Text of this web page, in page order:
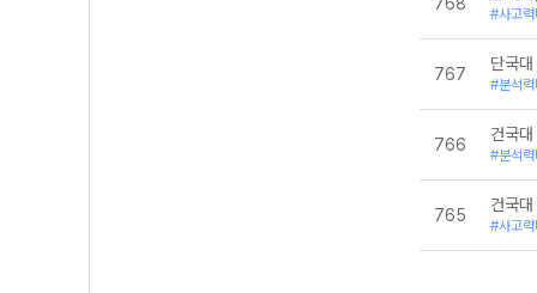
수리논술
수리논술-심화
수II
자연심층면접
적분과통계
#사고
767
단국
#분석
766
건국
#분석
765
건국
#사고